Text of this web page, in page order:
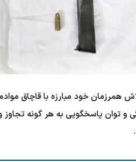
همرزمان خود مبارزه با قاچاق
و توان پاسخگویی به هر گونه